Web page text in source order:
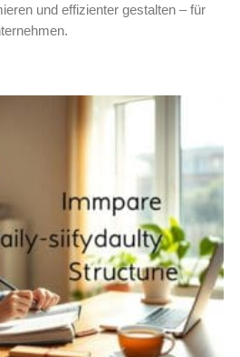
und effizienter gestalten – für